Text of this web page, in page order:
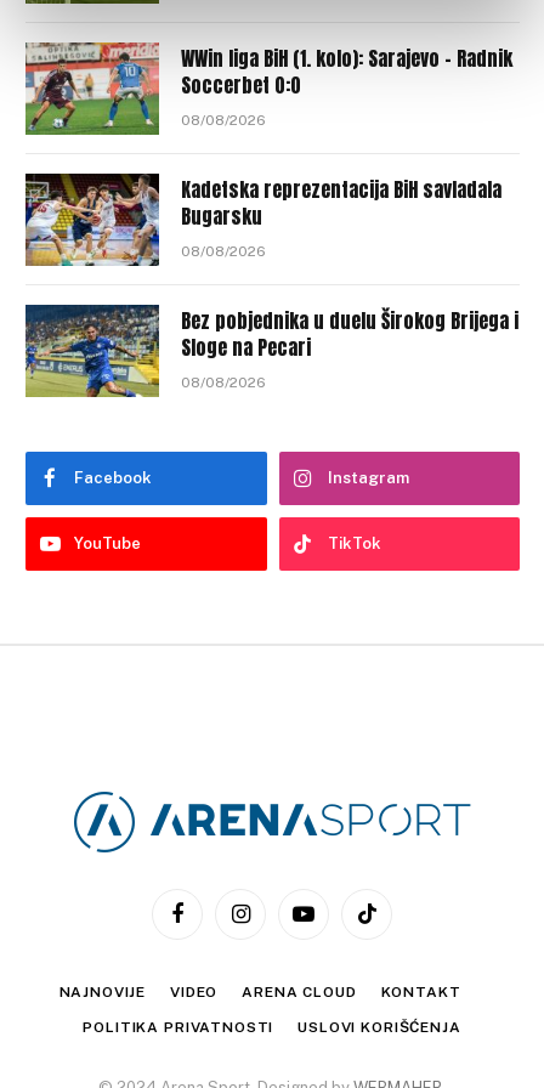
WWin liga BiH (1. kolo): Sarajevo – Radnik
Soccerbet 0:0
08/08/2026
Kadetska reprezentacija BiH savladala
Bugarsku
08/08/2026
Bez pobjednika u duelu Širokog Brijega i
Sloge na Pecari
08/08/2026
Facebook Instagram
YouTube TikTok
FacebookInstagramYouTubeTikTok
NAJNOVIJE VIDEO ARENA CLOUD KONTAKT
POLITIKA PRIVATNOSTI USLOVI KORIŠĆENJA